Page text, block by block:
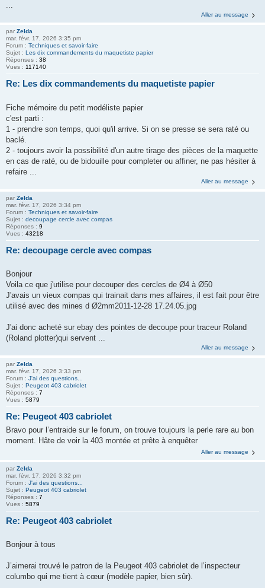
...
Aller au message
par Zelda
mar. févr. 17, 2026 3:35 pm
Forum : Techniques et savoir-faire
Sujet : Les dix commandements du maquetiste papier
Réponses : 38
Vues : 117140
Re: Les dix commandements du maquetiste papier
Fiche mémoire du petit modéliste papier
c'est parti :
1 - prendre son temps, quoi qu'il arrive. Si on se presse se sera raté ou
baclé.
2 - toujours avoir la possibilité d'un autre tirage des pièces de la maquette
en cas de raté, ou de bidouille pour completer ou affiner, ne pas hésiter à
refaire ...
Aller au message
par Zelda
mar. févr. 17, 2026 3:34 pm
Forum : Techniques et savoir-faire
Sujet : decoupage cercle avec compas
Réponses : 9
Vues : 43218
Re: decoupage cercle avec compas
Bonjour
Voila ce que j'utilise pour decouper des cercles de Ø4 à Ø50
J'avais un vieux compas qui trainait dans mes affaires, il est fait pour être
utilisé avec des mines d Ø2mm2011-12-28 17.24.05.jpg
J'ai donc acheté sur ebay des pointes de decoupe pour traceur Roland
(Roland plotter)qui servent ...
Aller au message
par Zelda
mar. févr. 17, 2026 3:33 pm
Forum : J'ai des questions...
Sujet : Peugeot 403 cabriolet
Réponses : 7
Vues : 5879
Re: Peugeot 403 cabriolet
Bravo pour l’entraide sur le forum, on trouve toujours la perle rare au bon
moment. Hâte de voir la 403 montée et prête à enquêter
Aller au message
par Zelda
mar. févr. 17, 2026 3:32 pm
Forum : J'ai des questions...
Sujet : Peugeot 403 cabriolet
Réponses : 7
Vues : 5879
Re: Peugeot 403 cabriolet
Bonjour à tous
J’aimerai trouvé le patron de la Peugeot 403 cabriolet de l’inspecteur
columbo qui me tient à cœur (modèle papier, bien sûr).